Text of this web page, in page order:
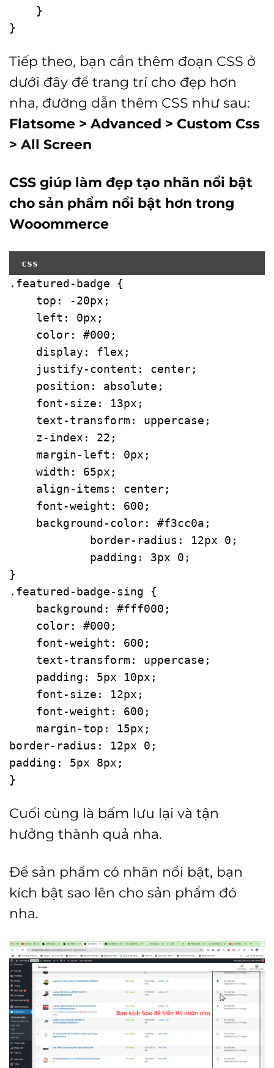
}
Tiếp theo, bạn cần thêm đoạn CSS ở
dưới đây để trang trí cho đẹp hơn
nha, đường dẫn thêm CSS như sau:
Flatsome > Advanced > Custom Css
> All Screen
CSS giúp làm đẹp tạo nhãn nổi bật
cho sản phẩm nổi bật hơn trong
Wooommerce
css
.featured-badge {
top : - 20px ;
left : 0px ;
color : #000 ;
display : flex;
justify-content : center;
position : absolute;
font-size : 13px ;
text-transform : uppercase;
z-index : 22 ;
margin-left : 0px ;
width : 65px ;
align-items : center;
font-weight : 600 ;
background-color : #f3cc0a ;
border-radius : 12px 0 ;
padding : 3px 0 ;
.featured-badge-sing {
background : #fff000 ;
color : #000 ;
font-weight : 600 ;
text-transform : uppercase;
padding : 5px 10px ;
font-size : 12px ;
font-weight : 600 ;
margin-top : 15px
border-radius : 12px 0
padding : 5px 8px ;
}
Cuối cùng là bấm lưu lại và tận
hưởng thành quả nha.
Để sản phẩm có nhãn nổi bật, bạn
kích bật sao lên cho sản phẩm đó
nha.